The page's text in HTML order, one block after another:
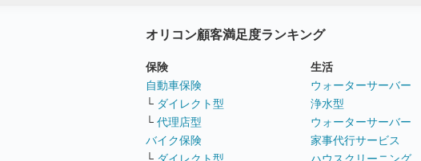
オリコン顧客満足度ランキング
保険
自動車保険
└ ダイレクト型
└ 代理店型
バイク保険
生活
ウォーターサーバー
浄水型
ウォーターサーバー
家事代行サービス